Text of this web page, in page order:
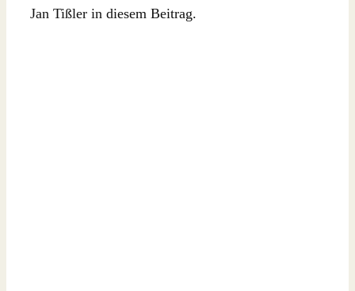
Jan Tißler in diesem Beitrag.